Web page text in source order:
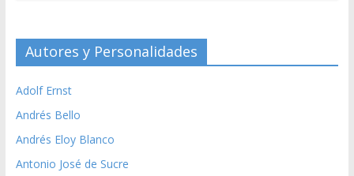
Autores y Personalidades
Adolf Ernst
Andrés Bello
Andrés Eloy Blanco
Antonio José de Sucre